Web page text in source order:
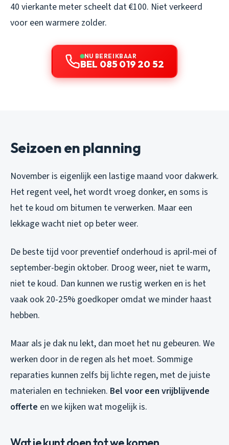
40 vierkante meter scheelt dat €100. Niet verkeerd
voor een warmere zolder.
NU BEREIKBAAR
BEL 085 019 20 52
Seizoen en planning
November is eigenlijk een lastige maand voor dakwerk.
Het regent veel, het wordt vroeg donker, en soms is
het te koud om bitumen te verwerken. Maar een
lekkage wacht niet op beter weer.
De beste tijd voor preventief onderhoud is april-mei of
september-begin oktober. Droog weer, niet te warm,
niet te koud. Dan kunnen we rustig werken en is het
vaak ook 20-25% goedkoper omdat we minder haast
hebben.
Maar als je dak nu lekt, dan moet het nu gebeuren. We
werken door in de regen als het moet. Sommige
reparaties kunnen zelfs bij lichte regen, met de juiste
materialen en technieken. Bel voor een vrijblijvende
offerte en we kijken wat mogelijk is.